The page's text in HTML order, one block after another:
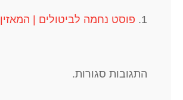
פוסט נחמה לביטולים | המאזין
התגובות סגורות.